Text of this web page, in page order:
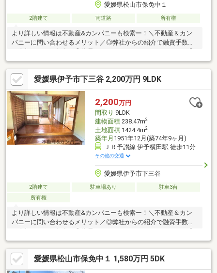
愛媛県松山市保免中１
2階建て 南道路 所有権
より詳しい情報は不動産&カンパニーも検索ー！＼不動産＆カン
パニーに問い合わせるメリット／◎弊社からの紹介で融資手数料
が半額になる銀行有！◎簡易ホームインスペクションします！◎
追加工事の提案と価格に自信があります！◎金額的に最小限で済
む買い方教えます！◎他社掲載の物件も含んでご案内ツアー可
能！物件を比較できます！◎楽しい！ってよく言われます(^^)/弊
社のHPにも書ききれない情報公開しておりますので、詳しくはそ
ちらもご覧ください
愛媛県伊予市下三谷 2,200万円 9LDK
2,200万円
間取り 9LDK
建物面積238.47m2
土地面積1424.4m2
築年月 1951年12月(築74年9ヶ月)
ＪＲ予讃線 伊予横田駅 徒歩11分
その他の交通
愛媛県伊予市下三谷
2階建て 駐車場あり
駐車3台
所有権
より詳しい情報は不動産&カンパニーも検索ー！＼不動産＆カン
パニーに問い合わせるメリット／◎弊社からの紹介で融資手数料
追加工事の提案と価格に自信があります！◎金額的に最小限で済
む買い方教えます！◎他社掲載の物件も含んでご案内ツアー可
能！物件を比較できます！◎楽しい！ってよく言われます(^^)/弊
社のHPにも書ききれない情報公開しておりますので、詳しくはそ
愛媛県松山市保免中１ 1,580万円 5DK